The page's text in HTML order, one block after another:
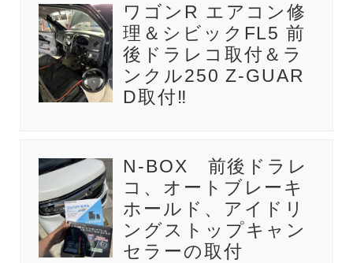
ワゴンR エアコン修
理＆シビックFL5 前
後ドラレコ取付＆ラ
ンクル250 Z-GUAR
D取付‼️
N-BOX 前後ドラレ
コ、オートブレーキ
ホールド、アイドリ
ングストップキャン
セラーの取付